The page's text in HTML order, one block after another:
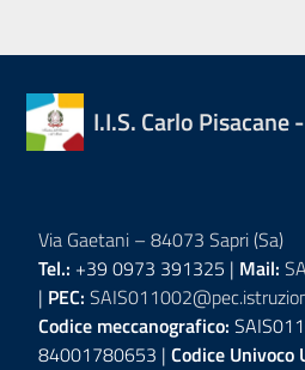
I.I.S. Carlo Pisacane
Via Gaetani – 84073 Sapri (Sa)
Tel.: +39 0973 391325 | Mail:
| PEC:
Codice meccanografico:
84001780653 | Codice Univoco